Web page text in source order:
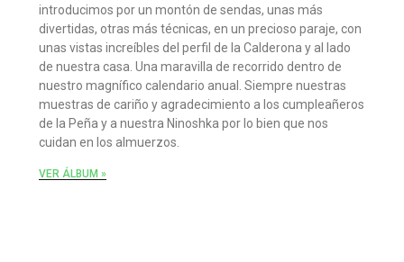
introducimos por un montón de sendas, unas más
divertidas, otras más técnicas, en un precioso paraje, con
unas vistas increíbles del perfil de la Calderona y al lado
de nuestra casa. Una maravilla de recorrido dentro de
nuestro magnífico calendario anual. Siempre nuestras
muestras de cariño y agradecimiento a los cumpleañeros
de la Peña y a nuestra Ninoshka por lo bien que nos
cuidan en los almuerzos.
VER ÁLBUM »